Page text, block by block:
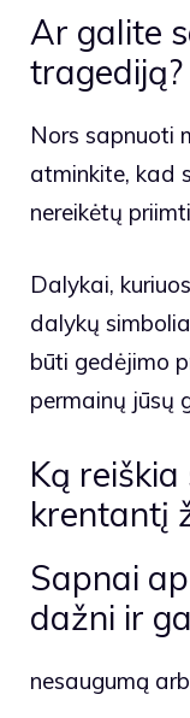
Ar galite
tragediją?
Nors sapnuoti
atminkite, kad
nereikėtų
Dalykai,
dalykų
būti gedėjimo
permainų jūsų
Ką
krentantį
Sapnai
dažni ir
nesaugumą